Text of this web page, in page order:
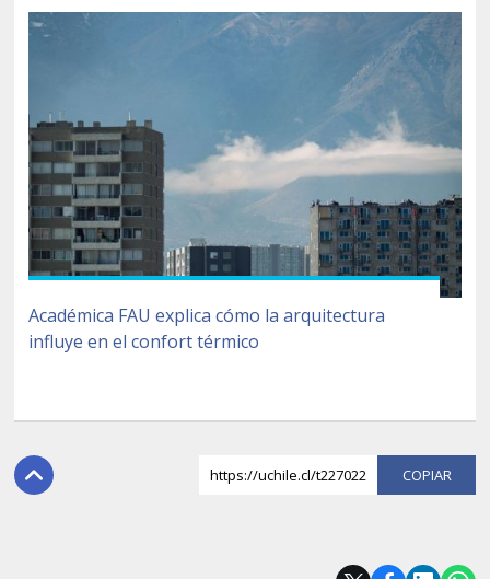
Académica FAU explica cómo la arquitectura
influye en el confort térmico
https://uchile.cl/t227022